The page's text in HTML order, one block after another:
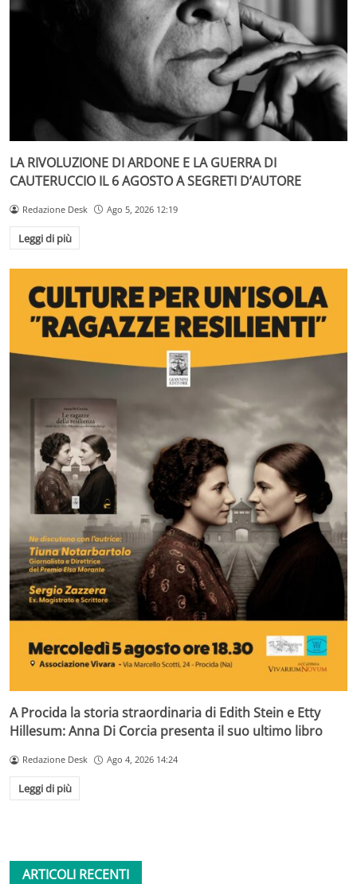
LA RIVOLUZIONE DI ARDONE E LA GUERRA DI
CAUTERUCCIO IL 6 AGOSTO A SEGRETI D’AUTORE
Redazione Desk Ago 5, 2026 12:19
Leggi di più
A Procida la storia straordinaria di Edith Stein e Etty
Hillesum: Anna Di Corcia presenta il suo ultimo libro
Redazione Desk Ago 4, 2026 14:24
Leggi di più
ARTICOLI RECENTI